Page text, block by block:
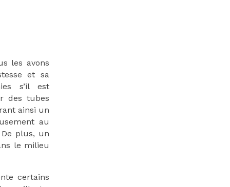
les avons
et sa
s’il est
des tubes
ainsi un
au
plus, un
le milieu
certains